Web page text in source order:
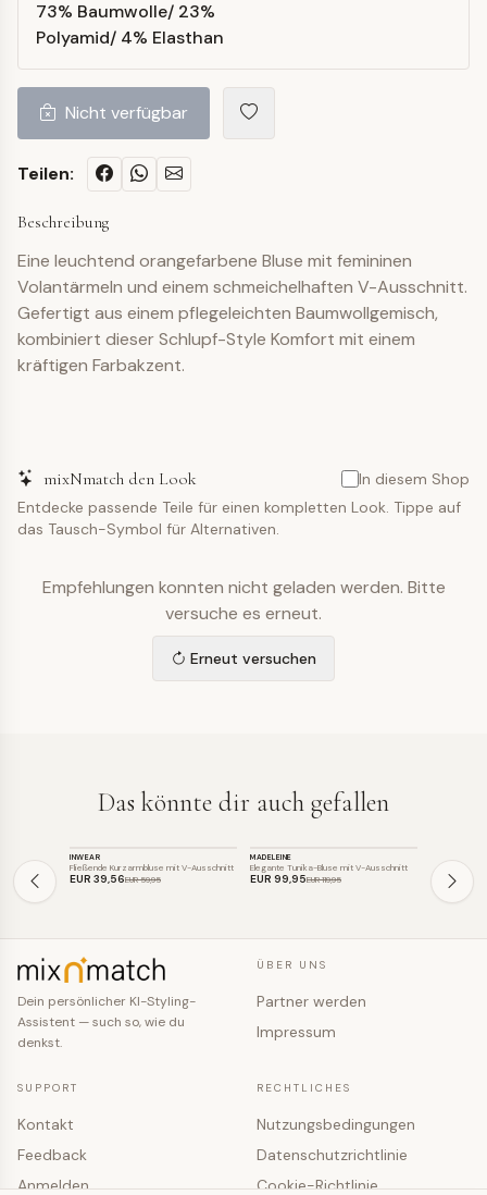
73% Baumwolle/ 23%
Polyamid/ 4% Elasthan
Nicht verfügbar
Teilen:
Beschreibung
Eine leuchtend orangefarbene Bluse mit femininen
Volantärmeln und einem schmeichelhaften V-Ausschnitt.
Gefertigt aus einem pflegeleichten Baumwollgemisch,
kombiniert dieser Schlupf-Style Komfort mit einem
kräftigen Farbakzent.
mixNmatch den Look
In diesem Shop
Entdecke passende Teile für einen kompletten Look. Tippe auf
das Tausch-Symbol für Alternativen.
Empfehlungen konnten nicht geladen werden. Bitte
versuche es erneut.
Erneut versuchen
Das könnte dir auch gefallen
SALE
INWEAR
Fließende Kurzarmbluse mit V-Ausschnitt
EUR 39,56EUR 59,95
SALE
MADELEINE
Elegante Tunika-Bluse mit V-Ausschnitt
EUR 99,95EUR 119,95
SALE
EUR 99
Dein persönlicher KI-Styling-
Assistent — such so, wie du
denkst.
ÜBER UNS
Partner werden
Impressum
SUPPORT
Kontakt
Feedback
Anmelden
RECHTLICHES
Nutzungsbedingungen
Datenschutzrichtlinie
Cookie-Richtlinie